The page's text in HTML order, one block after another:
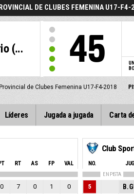
DE CLUBES FEMENINA U17-F4-
(... 45 UNI
de Clubes Femenina U17-F4-2018
Líderes Jugada a jugada Carta
RT AS FP VAL
0 7 0 1
0
Club
NO.
EN PISTA
5 B.